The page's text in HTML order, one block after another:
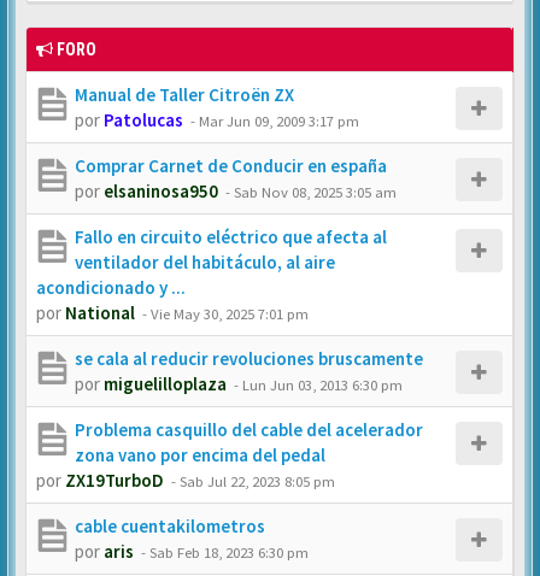
FORO
Manual de Taller Citroën ZX
por Patolucas - Mar Jun 09, 2009 3:17 pm
Comprar Carnet de Conducir en españa
por elsaninosa950 -Sab Nov 08, 2025 3:05 am
Fallo en circuito eléctrico que afecta al
ventilador del habitáculo, al aire
acondicionado y ...
por National -Vie May 30, 2025 7:01 pm
se cala al reducir revoluciones bruscamente
por miguelilloplaza - Lun Jun 03, 2013 6:30 pm
Problema casquillo del cable del acelerador
zona vano por encima del pedal
por ZX19TurboD -Sab Jul 22, 2023 8:05 pm
cable cuentakilometros
por aris -Sab Feb 18, 2023 6:30 pm